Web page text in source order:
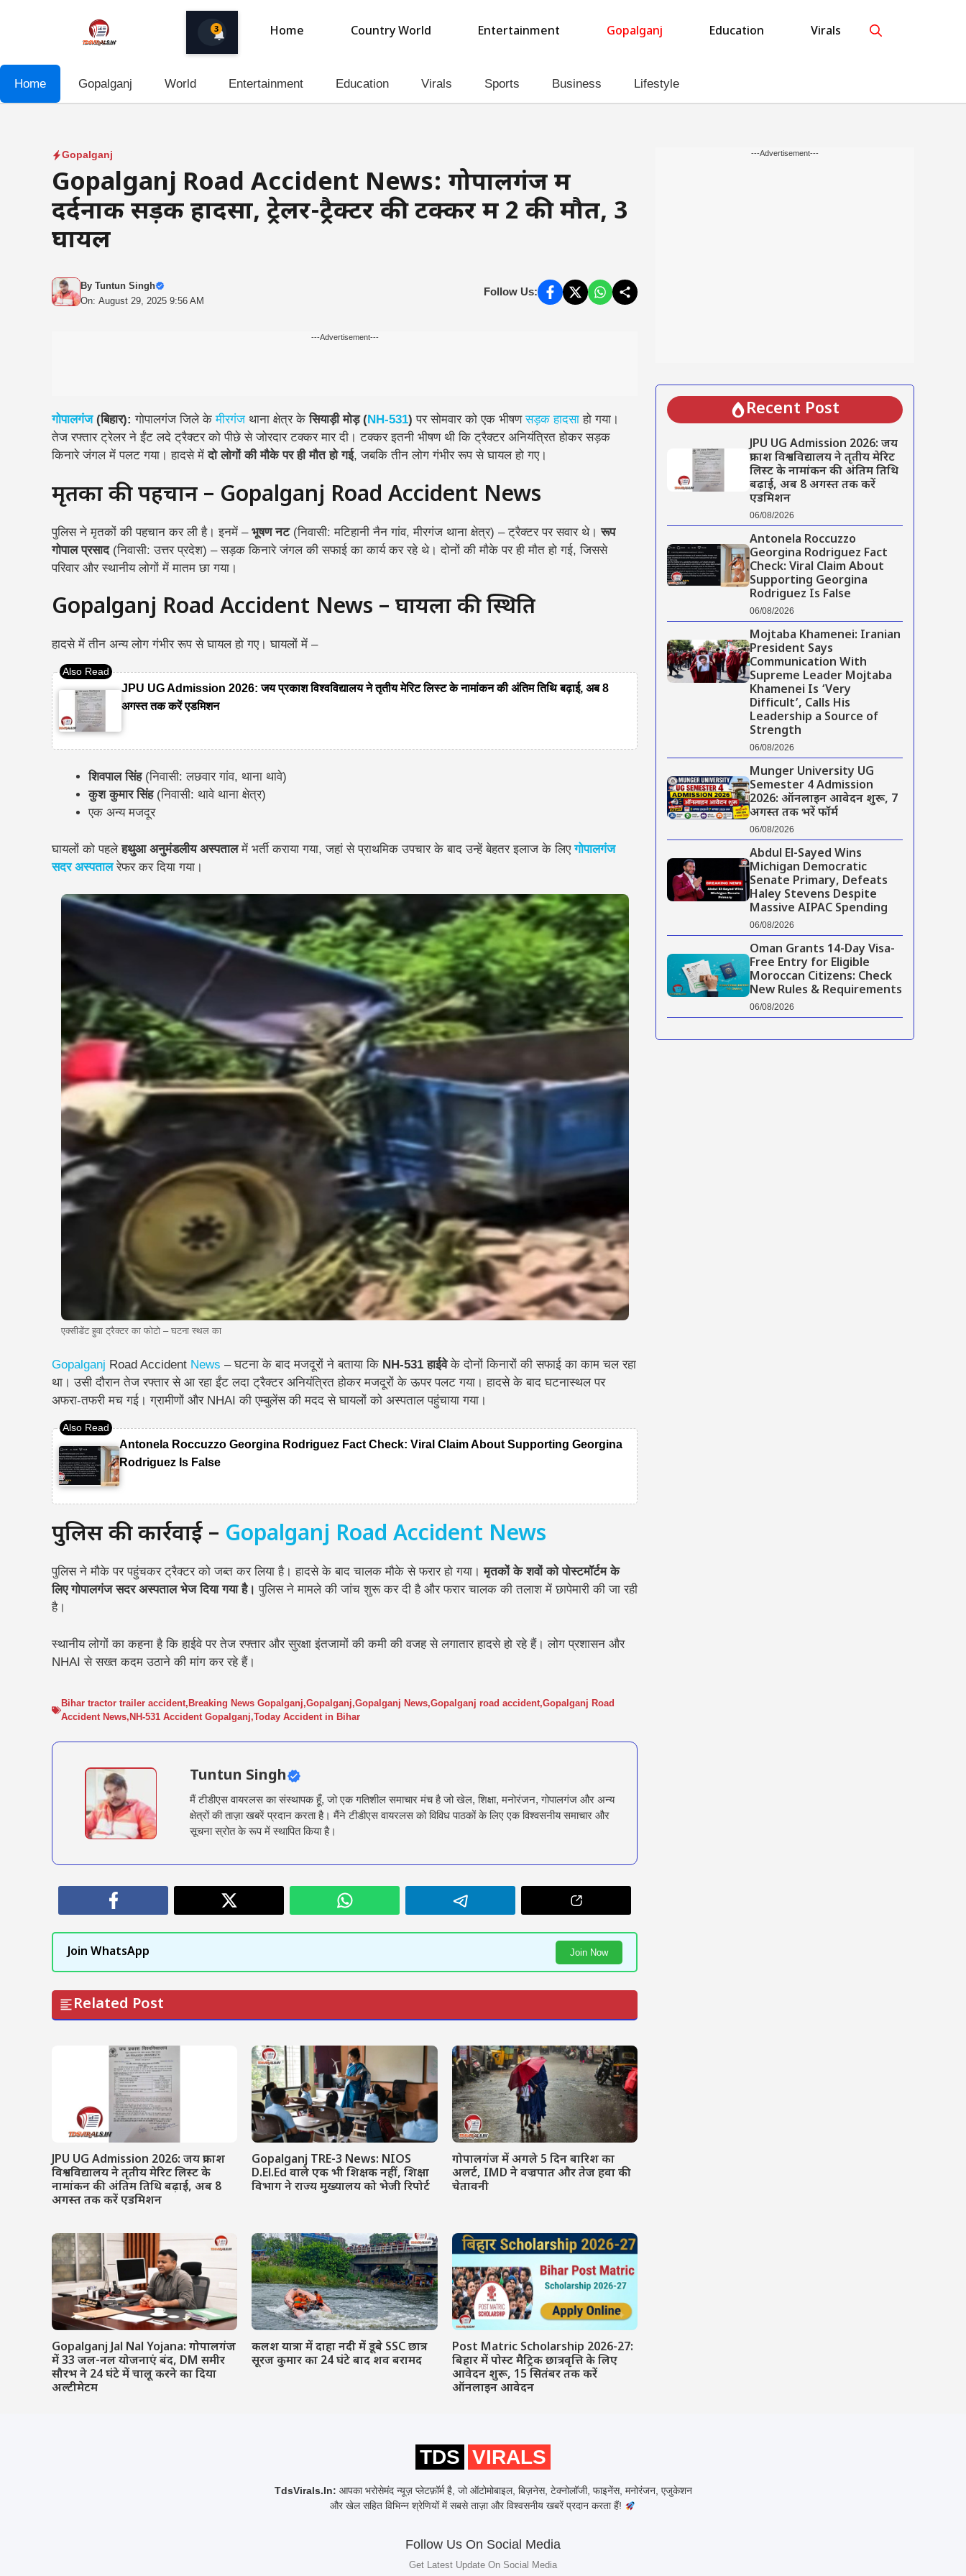
3 Home Country World Entertainment Gopalganj Education Virals
Home Gopalganj World Entertainment Education Virals Sports Business Lifestyle
Gopalganj
Gopalganj Road Accident News: गोपालगंज में
दर्दनाक सड़क हादसा, ट्रेलर-ट्रैक्टर की टक्कर में 2 की मौत, 3
घायल
By Tuntun Singh
On: August 29, 2025 9:56 AM
Follow Us:
---Advertisement---
गोपालगंज(बिहार): गोपालगंज जिले केमीरगंजथाना क्षेत्र केसियाड़ी मोड़ (NH-531) पर सोमवार को एक भीषणसड़क हादसा हो गया।
तेज रफ्तार ट्रेलर ने ईंट लदे ट्रैक्टर को पीछे से जोरदार टक्कर मार दी। टक्कर इतनी भीषण थी कि ट्रैक्टर अनियंत्रित होकर सड़क
किनारे जंगल में पलट गया। हादसे मेंदो लोगों की मौके पर ही मौत हो गई, जबकि तीन लोग गंभीर रूप से घायल हो गए।
मृतकों की पहचान – Gopalganj Road Accident News
पुलिस ने मृतकों की पहचान कर ली है। इनमें – भूषण नट(निवासी: मटिहानी नैन गांव, मीरगंज थाना क्षेत्र) – ट्रैक्टर पर सवार थे।रूप
गोपाल प्रसाद(निवासी: उत्तर प्रदेश) – सड़क किनारे जंगल की सफाई का कार्य कर रहे थे। दोनों की मौके पर ही मौत हो गई, जिससे
परिवार और स्थानीय लोगों में मातम छा गया।
Gopalganj Road Accident News – घायलों की स्थिति
हादसे में तीन अन्य लोग गंभीर रूप से घायल हो गए। घायलों में –
JPU UG Admission 2026: जय प्रकाश विश्वविद्यालय ने तृतीय मेरिट लिस्ट के नामांकन की अंतिम तिथि बढ़ाई, अब 8
अगस्त तक करें एडमिशन
शिवपाल सिंह(निवासी: लछवार गांव, थाना थावे)
कुश कुमार सिंह(निवासी: थावे थाना क्षेत्र)
एक अन्य मजदूर
घायलों को पहलेहथुआ अनुमंडलीय अस्पतालमें भर्ती कराया गया, जहां से प्राथमिक उपचार के बाद उन्हें बेहतर इलाज के लिएगोपालगंज
सदर अस्पतालरेफर कर दिया गया।
एक्सीडेंट हुवा ट्रैक्टर का फोटो – घटना स्थल का
Gopalganj Road Accident News – घटना के बाद मजदूरों ने बताया कि NH-531 हाईवेके दोनों किनारों की सफाई का काम चल रहा
था। उसी दौरान तेज रफ्तार से आ रहा ईंट लदा ट्रैक्टर अनियंत्रित होकर मजदूरों के ऊपर पलट गया। हादसे के बाद घटनास्थल पर
अफरा-तफरी मच गई। ग्रामीणों और NHAI की एम्बुलेंस की मदद से घायलों को अस्पताल पहुंचाया गया।
Antonela Roccuzzo Georgina Rodriguez Fact Check: Viral Claim About Supporting Georgina
Rodriguez Is False
पुलिस की कार्रवाई – Gopalganj Road Accident News
पुलिस ने मौके पर पहुंचकर ट्रैक्टर को जब्त कर लिया है। हादसे के बाद चालक मौके से फरार हो गया।मृतकों के शवों को पोस्टमॉर्टम के
लिए गोपालगंज सदर अस्पताल भेज दिया गया है।पुलिस ने मामले की जांच शुरू कर दी है और फरार चालक की तलाश में छापेमारी की जा रही
है।
स्थानीय लोगों का कहना है कि हाईवे पर तेज रफ्तार और सुरक्षा इंतजामों की कमी की वजह से लगातार हादसे हो रहे हैं। लोग प्रशासन और
NHAI से सख्त कदम उठाने की मांग कर रहे हैं।
Bihar tractor trailer accident, Breaking News Gopalganj,Gopalganj,Gopalganj News,Gopalganj road accident,Gopalganj Road
Accident News, NH-531 Accident Gopalganj,Today Accident in Bihar
Tuntun Singh
मैं टीडीएस वायरलस का संस्थापक हूँ, जो एक गतिशील समाचार मंच है जो खेल, शिक्षा, मनोरंजन, गोपालगंज और अन्य
क्षेत्रों की ताज़ा खबरें प्रदान करता है। मैंने टीडीएस वायरलस को विविध पाठकों के लिए एक विश्वसनीय समाचार और
सूचना स्रोत के रूप में स्थापित किया है।
Join WhatsApp Join Now
Related Post
JPU UG Admission 2026: जय प्रकाश
विश्वविद्यालय ने तृतीय मेरिट लिस्ट के
नामांकन की अंतिम तिथि बढ़ाई, अब 8
अगस्त तक करें एडमिशन
Gopalganj TRE-3 News: NIOS
D.El.Ed वाले एक भी शिक्षक नहीं, शिक्षा
विभाग ने राज्य मुख्यालय को भेजी रिपोर्ट
गोपालगंज में अगले 5 दिन बारिश का
अलर्ट, IMD ने वज्रपात और तेज हवा की
चेतावनी
Gopalganj Jal Nal Yojana: गोपालगंज
में 33 जल-नल योजनाएं बंद, DM समीर
सौरभ ने 24 घंटे में चालू करने का दिया
अल्टीमेटम
कलश यात्रा में दाहा नदी में डूबे SSC छात्र
सूरज कुमार का 24 घंटे बाद शव बरामद
Post Matric Scholarship 2026-27:
बिहार में पोस्ट मैट्रिक छात्रवृत्ति के लिए
आवेदन शुरू, 15 सितंबर तक करें
ऑनलाइन आवेदन
---Advertisement---
Recent Post
JPU UG Admission 2026: जय
प्रकाश विश्वविद्यालय ने तृतीय मेरिट
लिस्ट के नामांकन की अंतिम तिथि
बढ़ाई, अब 8 अगस्त तक करें
एडमिशन
06/08/2026
Antonela Roccuzzo
Georgina Rodriguez Fact
Check: Viral Claim About
Supporting Georgina
Rodriguez Is False
06/08/2026
Mojtaba Khamenei: Iranian
President Says
Communication With
Supreme Leader Mojtaba
Khamenei Is ‘Very
Difficult’, Calls His
Leadership a Source of
Strength
06/08/2026
Munger University UG
Semester 4 Admission
2026: ऑनलाइन आवेदन शुरू, 7
अगस्त तक भरें फॉर्म
06/08/2026
Abdul El-Sayed Wins
Michigan Democratic
Senate Primary, Defeats
Haley Stevens Despite
Massive AIPAC Spending
06/08/2026
Oman Grants 14-Day Visa-
Free Entry for Eligible
Moroccan Citizens: Check
New Rules & Requirements
06/08/2026
TDS VIRALS
TdsVirals.In: आपका भरोसेमंद न्यूज़ प्लेटफ़ॉर्म है, जो ऑटोमोबाइल, बिज़नेस, टेक्नोलॉजी, फाइनेंस, मनोरंजन, एजुकेशन
और खेल सहित विभिन्न श्रेणियों में सबसे ताज़ा और विश्वसनीय खबरें प्रदान करता हैं!
Follow Us On Social Media
Get Latest Update On Social Media